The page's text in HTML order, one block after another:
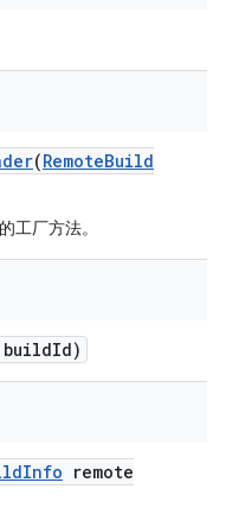
(RemoteBuild
工厂方法。
Id)
Info remote